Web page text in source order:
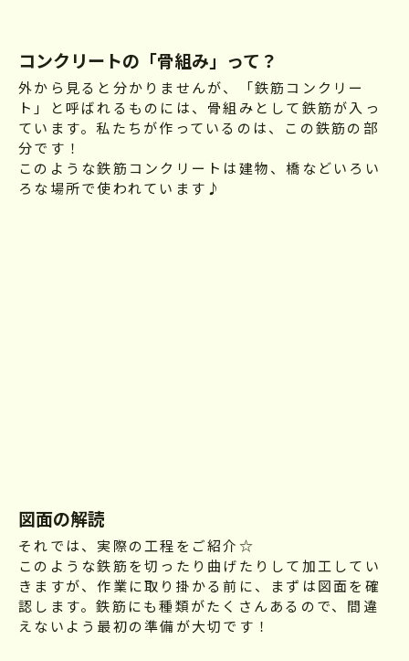
コンクリートの「骨組み」って？
外から見ると分かりませんが、「鉄筋コンクリー
ト」と呼ばれるものには、骨組みとして鉄筋が入っ
ています。私たちが作っているのは、この鉄筋の部
分です！
このような鉄筋コンクリートは建物、橋などいろい
ろな場所で使われています♪
図面の解読
それでは、実際の工程をご紹介☆
このような鉄筋を切ったり曲げたりして加工してい
きますが、作業に取り掛かる前に、まずは図面を確
認します。鉄筋にも種類がたくさんあるので、間違
えないよう最初の準備が大切です！